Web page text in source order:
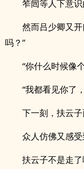
笮闿等人下意识
然而吕少卿又
吗？”
“你什么时候像
“我都看见你了
下一刻，扶云子
众人仿佛又感受
扶云子不是走了